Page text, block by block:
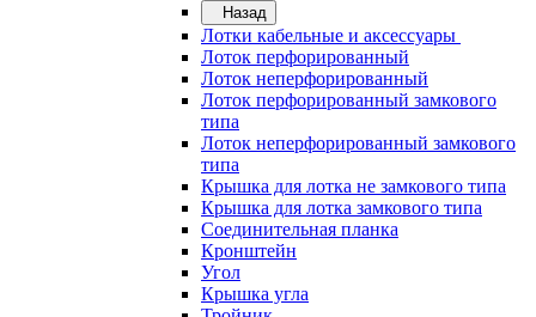
Назад
Лотки кабельные и аксессуары
Лоток перфорированный
Лоток неперфорированный
Лоток перфорированный замкового
типа
Лоток неперфорированный замкового
типа
Крышка для лотка не замкового типа
Крышка для лотка замкового типа
Соединительная планка
Кронштейн
Угол
Крышка угла